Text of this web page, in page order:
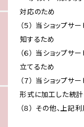
対応のため
（５） 当ショップ
知するため
（６） 当ショップ
立てるため
（７） 当ショップサ
形式に加工した統
（８） その他、上